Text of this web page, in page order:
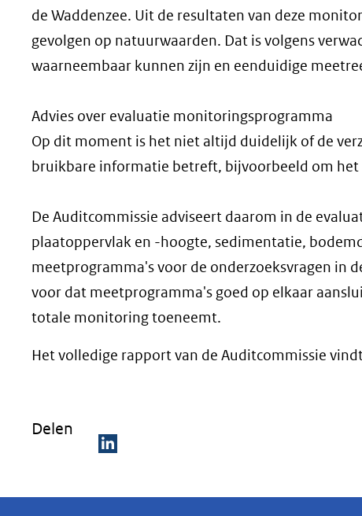
de Waddenzee. Uit de resultaten van deze
gevolgen op natuurwaarden. Dat is volgens
waarneembaar kunnen zijn en eenduidige
Advies over evaluatie monitoringsprogramma
Op dit moment is het niet altijd duidelijk of de
bruikbare informatie betreft, bijvoorbeeld om
De Auditcommissie adviseert daarom in de
plaatoppervlak en -hoogte, sedimentatie,
meetprogramma's voor de onderzoeksvragen in
voor dat meetprogramma's goed op elkaar
totale monitoring toeneemt.
Het volledige rapport van de Auditcommissie
Delen
e